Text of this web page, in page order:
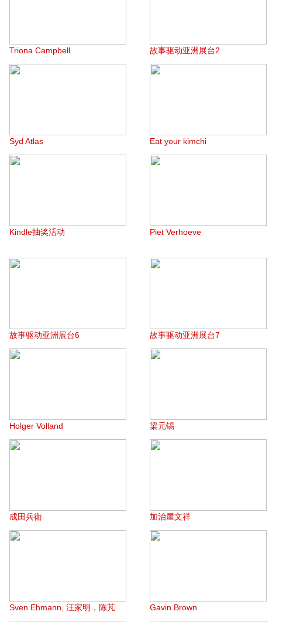
Triona Campbell 故事驱动亚洲展台2
Syd Atlas Eat your kimchi
Kindle抽奖活动 Piet Verhoeve
故事驱动亚洲展台6 故事驱动亚洲展台7
Holger Volland 梁元锡
成田兵衛 加治屋文祥
Sven Ehmann, 汪家明，陈芃 Gavin Brown